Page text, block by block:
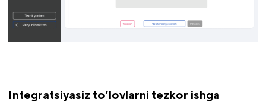
Integratsiyasiz to‘lovlarni tezkor ishga